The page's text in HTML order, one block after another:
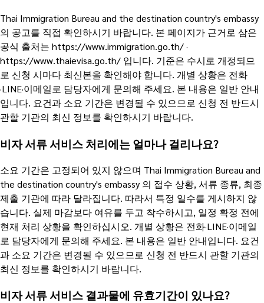
Thai Immigration Bureau and the destination country's embassy
의 공고를 직접 확인하시기 바랍니다. 본 페이지가 근거로 삼은
공식 출처는 https://www.immigration.go.th/ ·
https://www.thaievisa.go.th/ 입니다. 기준은 수시로 개정되므
로 신청 시마다 최신본을 확인해야 합니다. 개별 상황은 전화
·LINE·이메일로 담당자에게 문의해 주세요. 본 내용은 일반 안내
입니다. 요건과 소요 기간은 변경될 수 있으므로 신청 전 반드시
관할 기관의 최신 정보를 확인하시기 바랍니다.
비자 서류 서비스 처리에는 얼마나 걸리나요?
소요 기간은 고정되어 있지 않으며 Thai Immigration Bureau and
the destination country's embassy 의 접수 상황, 서류 종류, 최종
제출 기관에 따라 달라집니다. 따라서 특정 일수를 게시하지 않
습니다. 실제 마감보다 여유를 두고 착수하시고, 일정 확정 전에
현재 처리 상황을 확인하십시오. 개별 상황은 전화·LINE·이메일
로 담당자에게 문의해 주세요. 본 내용은 일반 안내입니다. 요건
과 소요 기간은 변경될 수 있으므로 신청 전 반드시 관할 기관의
최신 정보를 확인하시기 바랍니다.
비자 서류 서비스 결과물에 유효기간이 있나요?